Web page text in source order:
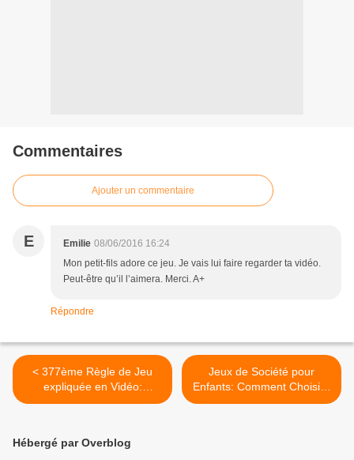
Commentaires
Ajouter un commentaire
E Emilie 08/06/2016 16:24
Mon petit-fils adore ce jeu. Je vais lui faire regarder ta vidéo.
Peut-être qu’il l’aimera. Merci. A+
Répondre
< 377ème Règle de Jeu
expliquée en Vidéo:
Istanbul
Jeux de Société pour
Enfants: Comment Choisir?
>
Hébergé par Overblog